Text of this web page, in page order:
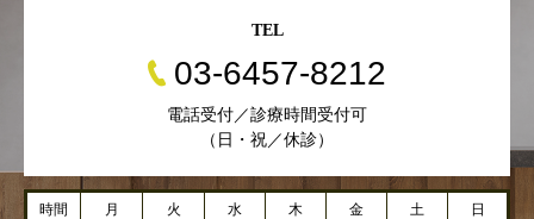
TEL
03-6457-8212
電話受付／診療時間受付可
（日・祝／休診）
時間 月 火 水 木 金 土 日